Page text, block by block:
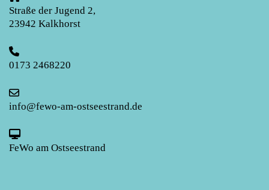
Straße der Jugend 2,
23942Kalkhorst
0173 2468220
info@fewo-am-ostseestrand.de
FeWo am Ostseestrand